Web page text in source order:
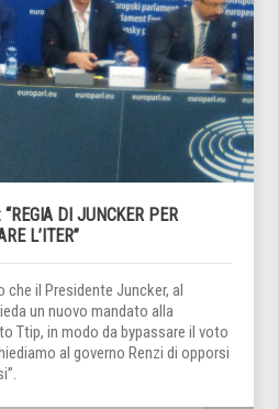
DI JUNCKER PER
L’ITER”
il Presidente Juncker, al
un nuovo mandato alla
Ttip, in modo da bypassare il voto
al governo Renzi di opporsi